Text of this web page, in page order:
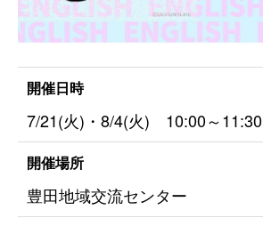
開催日時
7/21(火)・8/4(火) 10:00～11:30
開催場所
豊田地域交流センター